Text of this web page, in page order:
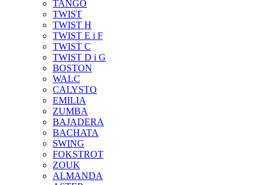
TANGO
TWIST
TWIST H
TWIST E i F
TWIST C
TWIST D i G
BOSTON
WALC
CALYSTO
EMILIA
ZUMBA
BAJADERA
BACHATA
SWING
FOKSTROT
ZOUK
ALMANDA